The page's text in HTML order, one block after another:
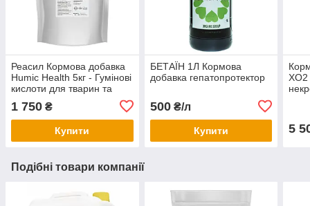
Реасил Кормова добавка
Humic Health 5кг - Гумінові
кислоти для тварин та
1 750 ₴
Купити
БЕТАЇН 1Л Кормова
добавка гепатопротектор
500₴/л
Купити
XO2
5
Подібні товари компанії